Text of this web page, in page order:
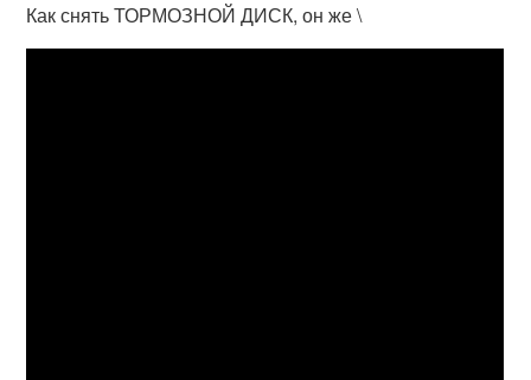
Как снять ТОРМОЗНОЙ ДИСК, он же \